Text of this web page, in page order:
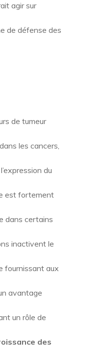
agir sur
de défense des
de tumeur
les cancers,
du
est fortement
dans certains
inactivent le
fournissant aux
avantage
un rôle de
des